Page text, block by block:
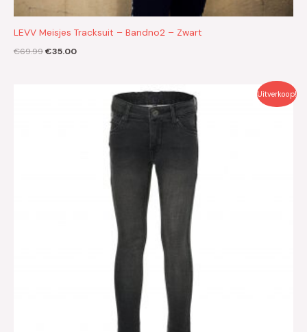
LEVV Meisjes Tracksuit – Bandno2 – Zwart
€69.99€35.00
Uitverkoop!